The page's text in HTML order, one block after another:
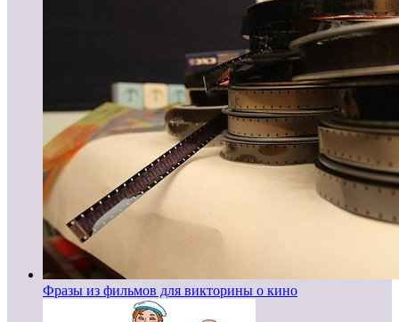
Фразы из фильмов для викторины о кино